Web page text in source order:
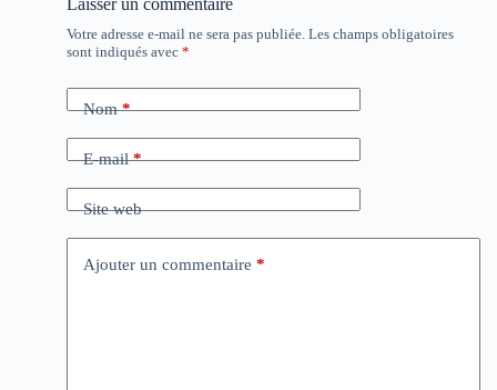
Votre adresse e-mail ne sera pas publiée. Les champs obligatoires
sont indiqués avec *
Nom*
E-mail*
Site web
Ajouter un commentaire *